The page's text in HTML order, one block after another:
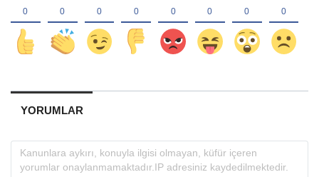
YORUMLAR